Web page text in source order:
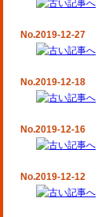
No.2019-12-27
No.2019-12-18
No.2019-12-16
No.2019-12-12